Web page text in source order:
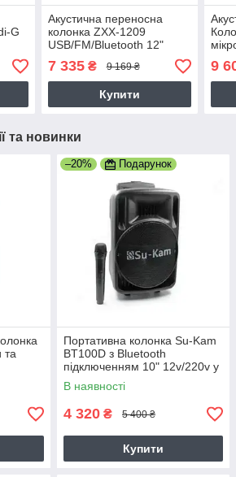
G
Акустична переносна
колонка ZXX-1209
USB/FM/Bluetooth 12"
30Вт
7 335₴ 9 169 ₴
Купити
9
та новинки
та
–20% Подарунок
Портативна колонка Su-Kam
BT100D з Bluetooth
підключенням 10" 12v/220v у
комплекті з мікрофоном
В наявності
4 320 ₴ 5 400 ₴
Купити